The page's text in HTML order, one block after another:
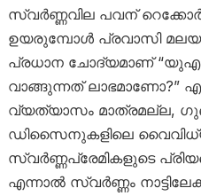
സ്വർണ്ണവില പവന്
ഉയരുമ്പോൾ പ്രവാസി
പ്രധാന ചോദ്യമാണ്
വാങ്ങുന്നത് ലാഭമാണോ?”
വ്യത്യാസം മാത്രമല്ല,
ഡിസൈനുകളിലെ
സ്വർണ്ണപ്രേമികളുടെ
എന്നാൽ സ്വർണ്ണം